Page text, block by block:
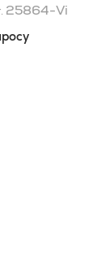
25864-Vi